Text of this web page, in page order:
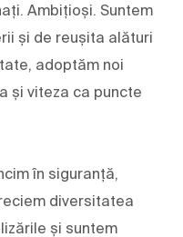
Ambițioși. Suntem
și de reușita alături
adoptăm noi
și viteza ca puncte
în siguranță,
diversitatea
și suntem